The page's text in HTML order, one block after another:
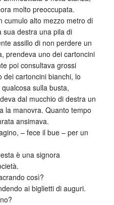
molto preoccupata.
cumulo alto mezzo metro di
sua destra una pila di
assillo di non perdere un
prendeva uno dei cartoncini
poi consultava grossi
dei cartoncini bianchi, lo
sulla busta,
dal mucchio di destra un
la manovra. Quanto tempo
ansimava.
– fece il bue – per un
è una signora
così?
ai biglietti di auguri.